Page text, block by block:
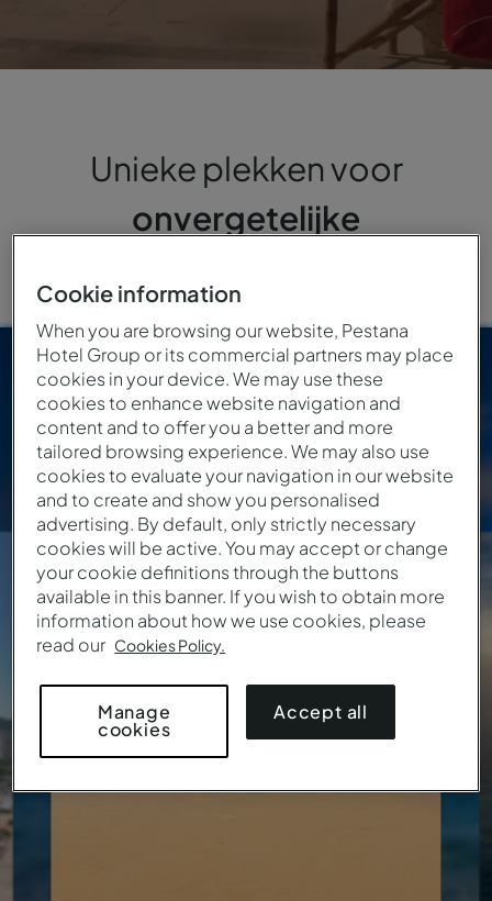
Unieke plekken voor
onvergetelijke
Zeekust Bij de rivier Natuur Stad
PORTUGAL
Algarve
Van115€/ Nacht
9 Locaties • 17 Hotels
Cookie information
When you are browsing our website, Pestana
Hotel Group or its commercial partners may place
cookies in your device. We may use these
cookies to enhance website navigation and
content and to offer you a better and more
tailored browsing experience. We may also use
cookies to evaluate your navigation in our website
and to create and show you personalised
advertising. By default, only strictly necessary
cookies will be active. You may accept or change
your cookie definitions through the buttons
available in this banner. If you wish to obtain more
information about how we use cookies, please
read our Cookies Policy.
Manage
cookies
Accept all